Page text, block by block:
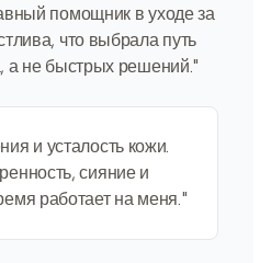
помощник в уходе за
что выбрала путь
а не быстрых решений."
и усталость кожи.
сияние и
работает на меня."